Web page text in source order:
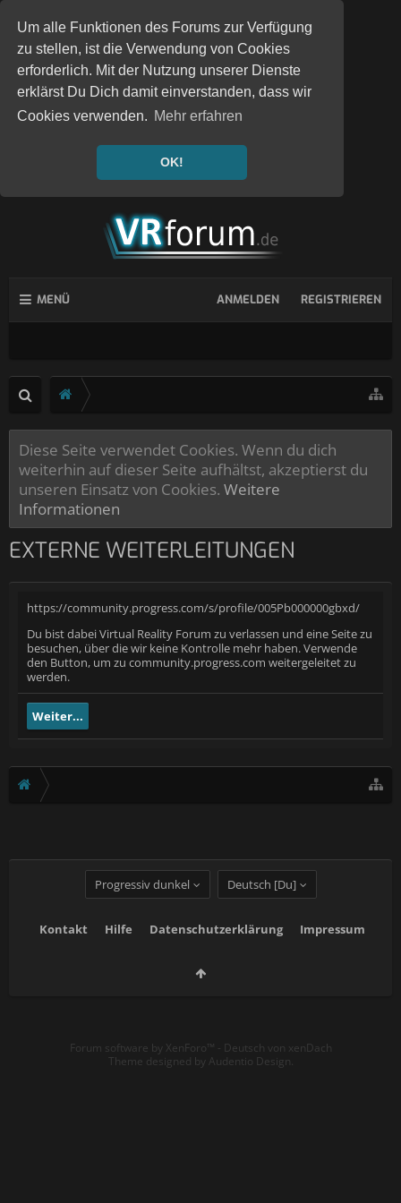
Um alle Funktionen des Forums zur Verfügung
zu stellen, ist die Verwendung von Cookies
erforderlich. Mit der Nutzung unserer Dienste
erklärst Du Dich damit einverstanden, dass wir
Cookies verwenden. Mehr erfahren
OK!
MENÜ ANMELDEN REGISTRIEREN
Diese Seite verwendet Cookies. Wenn du dich
weiterhin auf dieser Seite aufhältst, akzeptierst du
unseren Einsatz von Cookies. Weitere
Informationen
EXTERNE WEITERLEITUNGEN
https://community.progress.com/s/profile/005Pb000000gbxd/
Du bist dabei Virtual Reality Forum zu verlassen und eine Seite zu
besuchen, über die wir keine Kontrolle mehr haben. Verwende
den Button, um zu community.progress.com weitergeleitet zu
werden.
Weiter...
Progressiv dunkel Deutsch [Du]
Kontakt Hilfe Datenschutzerklärung Impressum
Forum software by XenForo™ - Deutsch von xenDach
Theme designed by Audentio Design.